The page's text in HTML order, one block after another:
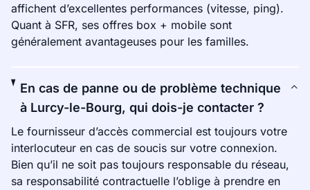
affichent d’excellentes performances (vitesse, ping).
Quant à SFR, ses offres box + mobile sont
généralement avantageuses pour les familles.
En cas de panne ou de problème technique
à Lurcy-le-Bourg, qui dois-je contacter ?
Le fournisseur d’accès commercial est toujours votre
interlocuteur en cas de soucis sur votre connexion.
Bien qu’il ne soit pas toujours responsable du réseau,
sa responsabilité contractuelle l’oblige à prendre en